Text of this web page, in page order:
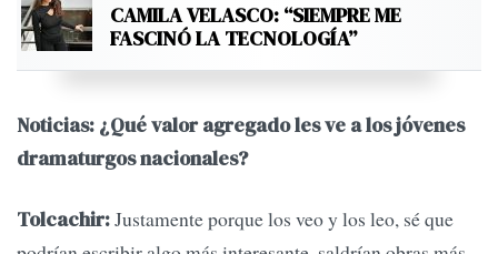
CAMILA VELASCO: “SIEMPRE ME
FASCINÓ LA TECNOLOGÍA”
Noticias: ¿Qué valor agregado les ve a los jóvenes
dramaturgos nacionales?
Tolcachir:Justamente porque los veo y los leo, sé que